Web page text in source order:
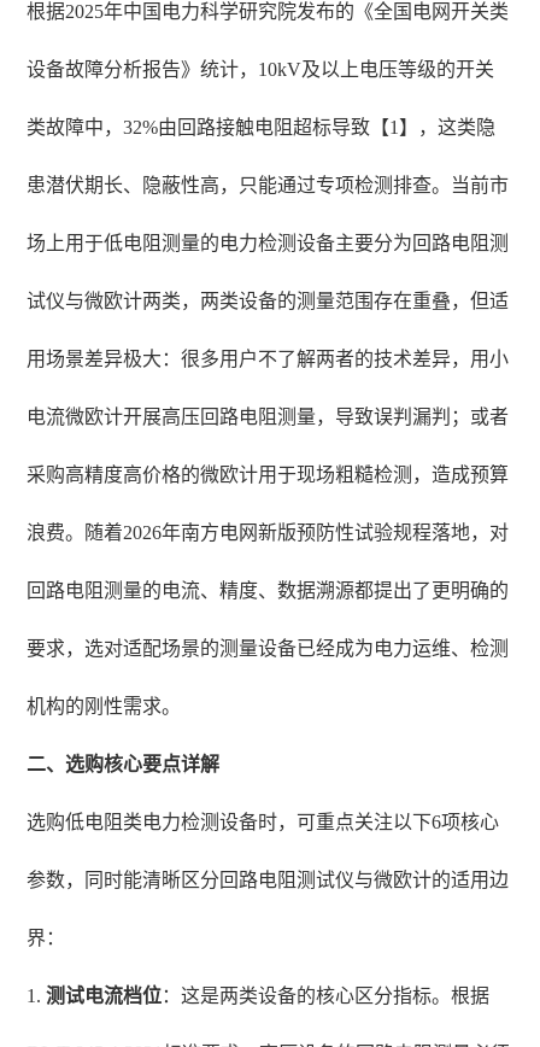
根据2025年中国电力科学研究院发布的《全国电网开关类
设备故障分析报告》统计，10kV及以上电压等级的开关
类故障中，32%由回路接触电阻超标导致【1】，这类隐
患潜伏期长、隐蔽性高，只能通过专项检测排查。当前市
场上用于低电阻测量的电力检测设备主要分为回路电阻测
试仪与微欧计两类，两类设备的测量范围存在重叠，但适
用场景差异极大：很多用户不了解两者的技术差异，用小
电流微欧计开展高压回路电阻测量，导致误判漏判；或者
采购高精度高价格的微欧计用于现场粗糙检测，造成预算
浪费。随着2026年南方电网新版预防性试验规程落地，对
回路电阻测量的电流、精度、数据溯源都提出了更明确的
要求，选对适配场景的测量设备已经成为电力运维、检测
机构的刚性需求。
二、选购核心要点详解
选购低电阻类电力检测设备时，可重点关注以下6项核心
参数，同时能清晰区分回路电阻测试仪与微欧计的适用边
界：
1.测试电流档位：这是两类设备的核心区分指标。根据